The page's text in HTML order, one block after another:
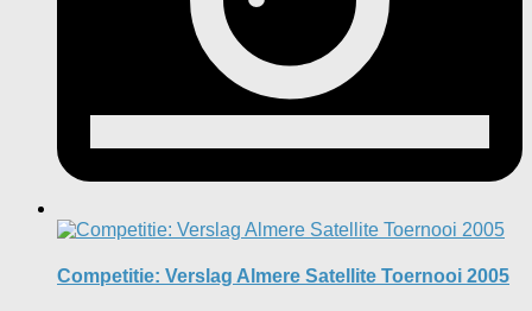
Competitie: Verslag Almere Satellite Toernooi 2005